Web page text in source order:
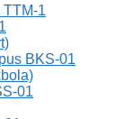
1
BKS-01
01